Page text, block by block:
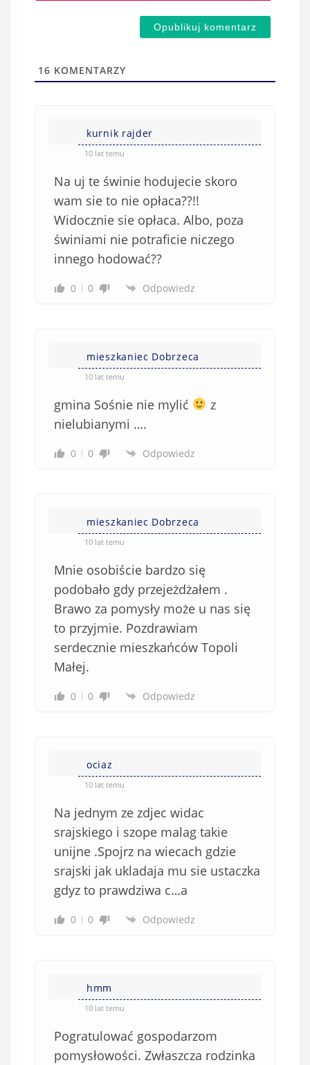
w
(
16 KOMENTARZY
kurnik rajder
10 lat temu
Na uj te świnie hodujecie skoro
wam sie to nie opłaca??!!
Widocznie sie opłaca. Albo, poza
świniami nie potraficie niczego
innego hodować??
0 0 Odpowiedz
mieszkaniec Dobrzeca
10 lat temu
gmina Sośnie nie mylić
z
nielubianymi ….
0 0 Odpowiedz
mieszkaniec Dobrzeca
10 lat temu
Mnie osobiście bardzo się
podobało gdy przejeżdżałem .
Brawo za pomysły może u nas się
to przyjmie. Pozdrawiam
serdecznie mieszkańców Topoli
Małej.
0 0 Odpowiedz
ociaz
10 lat temu
Na jednym ze zdjec widac
srajskiego i szope malag takie
unijne .Spojrz na wiecach gdzie
srajski jak ukladaja mu sie ustaczka
gdyz to prawdziwa c…a
0 0 Odpowiedz
hmm
10 lat temu
Pogratulować gospodarzom
pomysłowości. Zwłaszcza rodzinka